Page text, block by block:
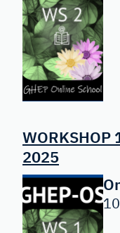
WORKSHOP
2025